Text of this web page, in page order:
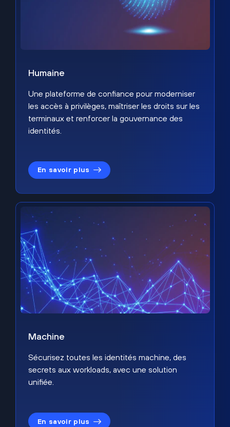
Humaine
Une plateforme de confiance pour moderniser
les accès à privilèges, maîtriser les droits sur les
terminaux et renforcer la gouvernance des
identités.
En savoir plus
Machine
Sécurisez toutes les identités machine, des
secrets aux workloads, avec une solution
unifiée.
En savoir plus